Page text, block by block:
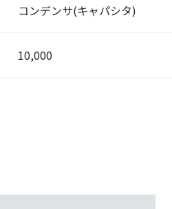
コンデンサ(キャパシタ)
10,000